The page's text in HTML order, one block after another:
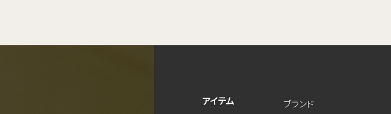
アイテム
ブランド